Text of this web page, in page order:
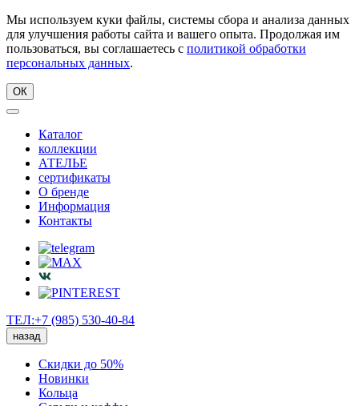
Мы используем куки файлы, системы сбора и анализа данных
для улучшения работы сайта и вашего опыта. Продолжая им
пользоваться, вы соглашаетесь с политикой обработки
персональных данных.
ОК
Каталог
коллекции
АТЕЛЬЕ
сертификаты
О бренде
Информация
Контакты
ТЕЛ:+7 (985) 530-40-84
назад
Скидки до 50%
Новинки
Кольца